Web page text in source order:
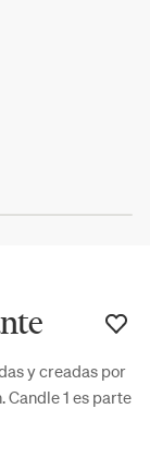
y creadas por
Candle 1 es parte